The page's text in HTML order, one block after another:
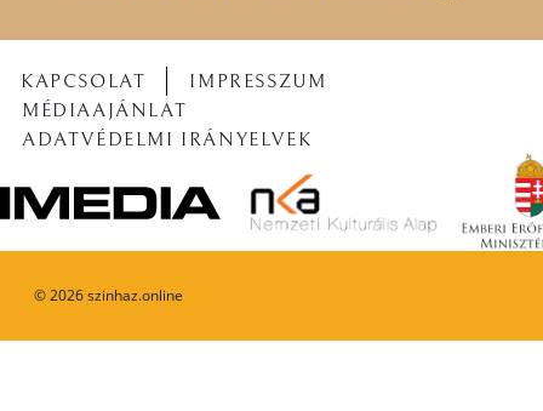
©2026szinhaz.online
KAPCSOLAT
IMPRESSZUM
MÉDIAAJÁNLAT
ADATVÉDELMI IRÁNYELVEK